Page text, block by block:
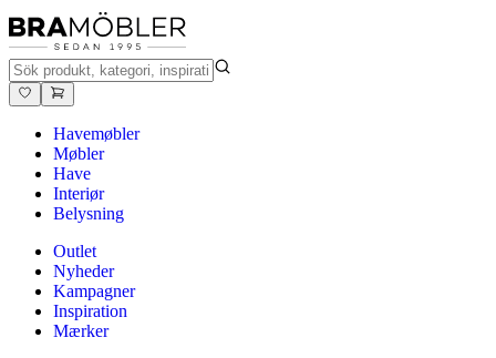
Havemøbler
Møbler
Have
Interiør
Belysning
Outlet
Nyheder
Kampagner
Inspiration
Mærker